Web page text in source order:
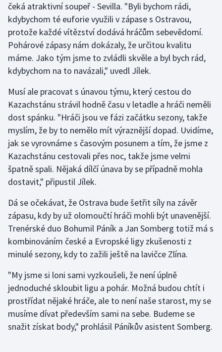
Lyže a snowboard
Moderní pětiboj
Motorsport
Olympijské hry
Parasport
Plavání
Plážový volejbal
Ragby
Rychlobruslení
Rychlostní kanoistika
Short track
Sportovní střelba
Stolní tenis
Triatlon
čeká atraktivní soupeř - Sevilla. "Byli bychom rádi,
kdybychom té euforie využili v zápase s Ostravou,
protože každé vítězství dodává hráčům sebevědomí.
Pohárové zápasy nám dokázaly, že určitou kvalitu
máme. Jako tým jsme to zvládli skvěle a byl bych rád,
kdybychom na to navázali," uvedl Jílek.
Musí ale pracovat s únavou týmu, který cestou do
Kazachstánu strávil hodně času v letadle a hráči neměli
dost spánku. "Hráči jsou ve fázi začátku sezony, takže
myslím, že by to nemělo mít výraznější dopad. Uvidíme,
jak se vyrovnáme s časovým posunem a tím, že jsme z
Kazachstánu cestovali přes noc, takže jsme velmi
špatně spali. Nějaká dílčí únava by se případně mohla
dostavit," připustil Jílek.
Dá se očekávat, že Ostrava bude šetřit síly na závěr
zápasu, kdy by už olomoučtí hráči mohli být unavenější.
Trenérské duo Bohumil Páník a Jan Somberg totiž má s
kombinováním české a Evropské ligy zkušenosti z
minulé sezony, kdy to zažili ještě na lavičce Zlína.
"My jsme si loni sami vyzkoušeli, že není úplně
jednoduché skloubit ligu a pohár. Možná budou chtít i
prostřídat nějaké hráče, ale to není naše starost, my se
musíme dívat především sami na sebe. Budeme se
snažit získat body," prohlásil Páníkův asistent Somberg.